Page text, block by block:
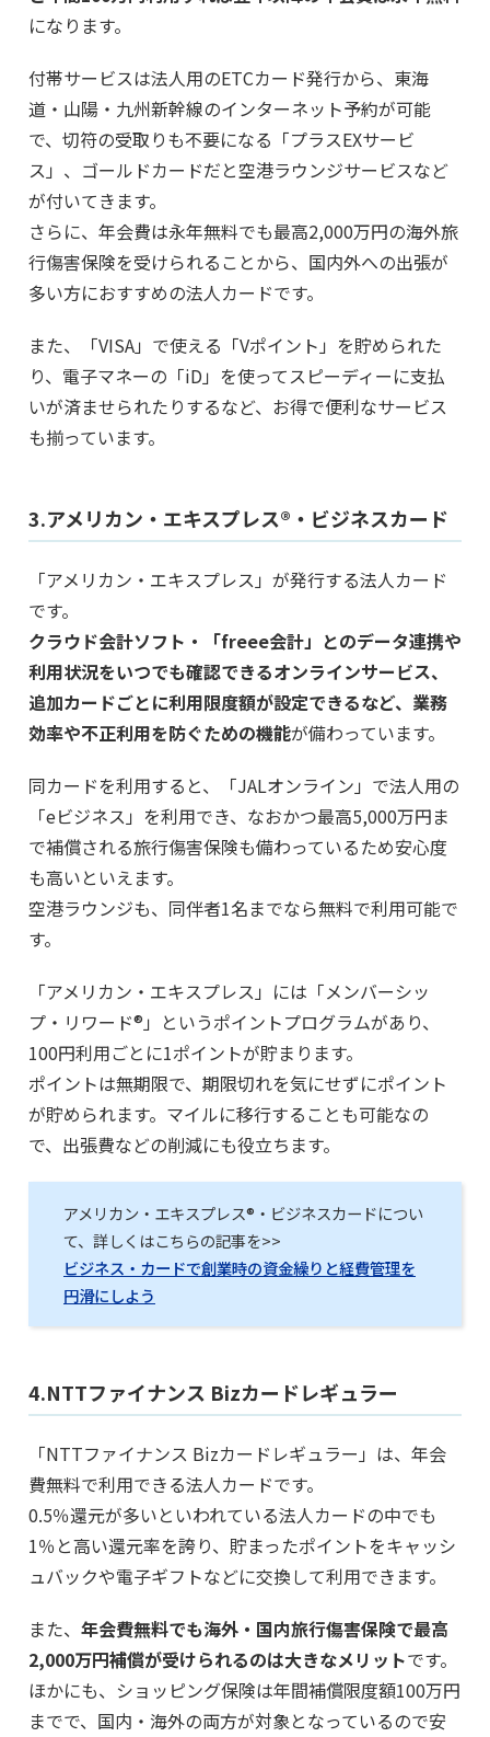
になります。
付帯サービスは法人用のETCカード発行から、東海
道・山陽・九州新幹線のインターネット予約が可能
で、切符の受取りも不要になる「プラスEXサービ
ス」、ゴールドカードだと空港ラウンジサービスなど
が付いてきます。
さらに、年会費は永年無料でも最高2,000万円の海外旅
行傷害保険を受けられることから、国内外への出張が
多い方におすすめの法人カードです。
また、「VISA」で使える「Vポイント」を貯められた
り、電子マネーの「iD」を使ってスピーディーに支払
いが済ませられたりするなど、お得で便利なサービス
も揃っています。
3.アメリカン・エキスプレス®・ビジネスカード
「アメリカン・エキスプレス」が発行する法人カード
です。
クラウド会計ソフト・「freee会計」とのデータ連携や
利用状況をいつでも確認できるオンラインサービス、
追加カードごとに利用限度額が設定できるなど、業務
効率や不正利用を防ぐための機能が備わっています。
同カードを利用すると、「JALオンライン」で法人用の
「eビジネス」を利用でき、なおかつ最高5,000万円ま
で補償される旅行傷害保険も備わっているため安心度
も高いといえます。
空港ラウンジも、同伴者1名までなら無料で利用可能で
す。
「アメリカン・エキスプレス」には「メンバーシッ
プ・リワード®」というポイントプログラムがあり、
100円利用ごとに1ポイントが貯まります。
ポイントは無期限で、期限切れを気にせずにポイント
が貯められます。マイルに移行することも可能なの
で、出張費などの削減にも役立ちます。
アメリカン・エキスプレス®・ビジネスカードについ
て、詳しくはこちらの記事を>>
ビジネス・カードで創業時の資金繰りと経費管理を
円滑にしよう
4.NTTファイナンス Bizカードレギュラー
「NTTファイナンス Bizカードレギュラー」は、年会
費無料で利用できる法人カードです。
0.5％還元が多いといわれている法人カードの中でも
1％と高い還元率を誇り、貯まったポイントをキャッシ
ュバックや電子ギフトなどに交換して利用できます。
また、 年会費無料でも海外・国内旅行傷害保険で最高
2,000万円補償が受けられるのは大きなメリットです。
ほかにも、ショッピング保険は年間補償限度額100万円
までで、国内・海外の両方が対象となっているので安